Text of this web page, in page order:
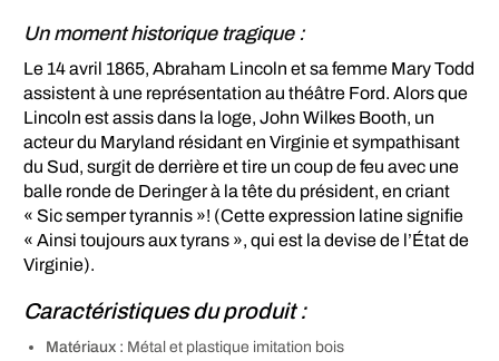
Un moment historique tragique :
Le 14 avril 1865, Abraham Lincoln et sa femme Mary Todd
assistent à une représentation au théâtre Ford. Alors que
Lincoln est assis dans la loge, John Wilkes Booth, un
acteur du Maryland résidant en Virginie et sympathisant
du Sud, surgit de derrière et tire un coup de feu avec une
balle ronde de Deringer à la tête du président, en criant
« Sic semper tyrannis »! (Cette expression latine signifie
« Ainsi toujours aux tyrans », qui est la devise de l’État de
Virginie).
Caractéristiques du produit :
Matériaux : Métal et plastique imitation bois